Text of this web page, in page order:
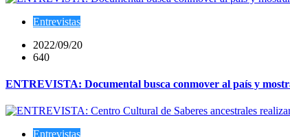
Entrevistas
2022/09/20
640
ENTREVISTA: Documental busca conmover al país y
Entrevistas